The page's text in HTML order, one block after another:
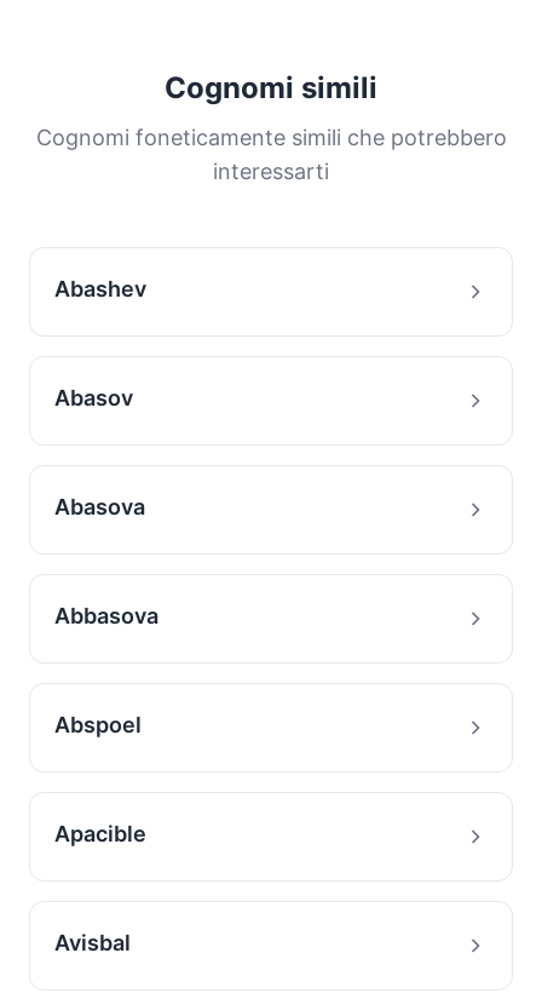
Cognomi simili
Cognomi foneticamente simili che potrebbero
interessarti
Abashev
Abasov
Abasova
Abbasova
Abspoel
Apacible
Avisbal